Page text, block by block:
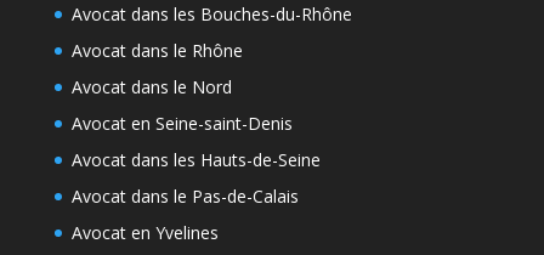
Avocat dans les Bouches-du-Rhône
Avocat dans le Rhône
Avocat dans le Nord
Avocat en Seine-saint-Denis
Avocat dans les Hauts-de-Seine
Avocat dans le Pas-de-Calais
Avocat en Yvelines